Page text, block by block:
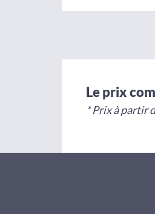
Le prix
* Prix à partir